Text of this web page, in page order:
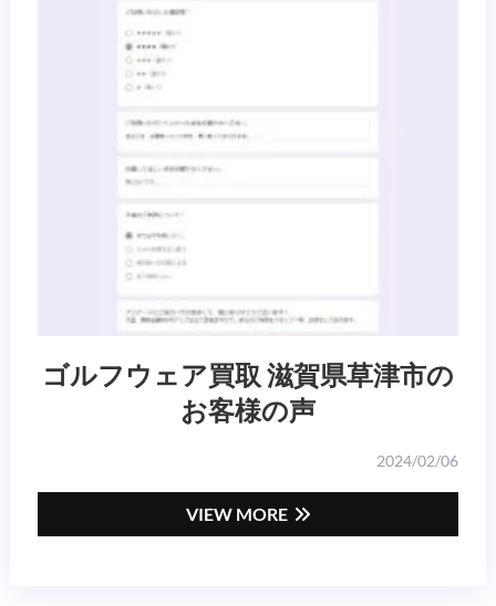
ゴルフウェア買取 滋賀県草津市の
お客様の声
2024/02/06
VIEW MORE